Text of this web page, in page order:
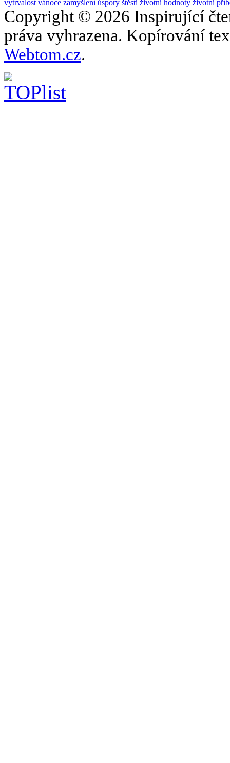
vytrvalost vánoce zamyšlení úspory štěstí životní hodnoty životní
Copyright © 2026 Inspirující
práva vyhrazena. Kopírování
Webtom.cz.